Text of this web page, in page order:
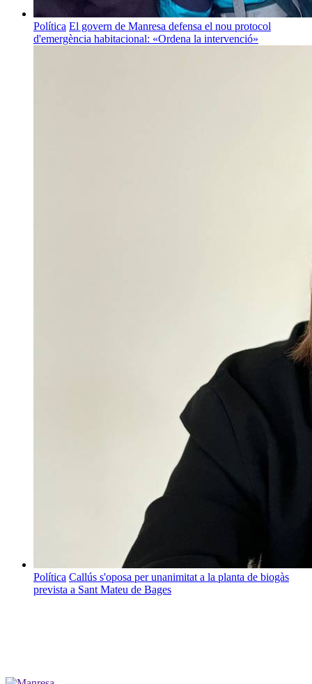
Política El govern de Manresa defensa el nou protocol
d'emergència habitacional: «Ordena la intervenció»
Política Callús s'oposa per unanimitat a la planta de biogàs
prevista a Sant Mateu de Bages